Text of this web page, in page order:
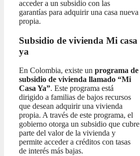
acceder a un subsidio con las
garantías para adquirir una casa nueva
propia.
Subsidio de vivienda Mi casa
ya
En Colombia, existe un programa de
subsidio de vivienda llamado “Mi
Casa Ya”. Este programa está
dirigido a familias de bajos recursos
que desean adquirir una vivienda
propia. A través de este programa, el
gobierno otorga un subsidio que cubre
parte del valor de la vivienda y
permite acceder a créditos con tasas
de interés más bajas.